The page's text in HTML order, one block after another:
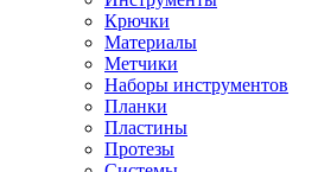
Крючки
Материалы
Метчики
Наборы инструментов
Планки
Пластины
Протезы